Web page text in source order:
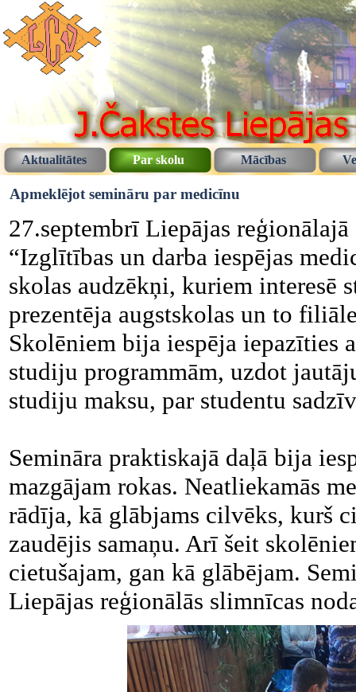
Aktualitātes Par skolu Mācības
Apmeklējot semināru par medicīnu
27.septembrī Liepājas
“Izglītības un darba iespējas
skolas audzēkņi, kuriem interesē
prezentēja augstskolas un to
Skolēniem bija iespēja iepazīties
studiju programmām, uzdot
studiju maksu, par studentu
Semināra praktiskajā daļā bija
mazgājam rokas. Neatliekamās
rādīja, kā glābjams cilvēks, kurš
zaudējis samaņu. Arī šeit
cietušajam, gan kā glābējam.
Liepājas reģionālās slimnīcas